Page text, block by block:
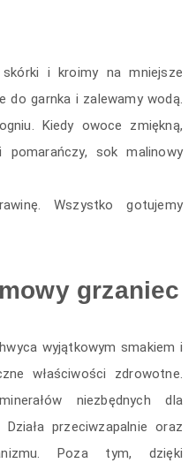
skórki i kroimy na mniejsze
do garnka i zalewamy wodą.
Kiedy owoce zmiękną,
sok malinowy
Wszystko gotujemy
grzaniec
wyjątkowym smakiem i
właściwości zdrowotne.
niezbędnych dla
przeciwzapalnie oraz
Poza tym, dzięki